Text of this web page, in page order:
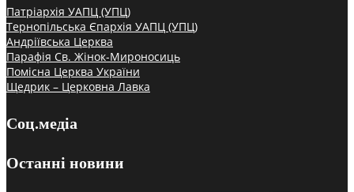
Патріархія УАПЦ (УПЦ)
Тернопільська Єпархія УАПЦ (УПЦ)
Андріївська Церква
Парафія Св. Жінок-Мироносиць
Помісна Церква України
Щедрик – Церковна Лавка
Соц.медіа
Останні новини